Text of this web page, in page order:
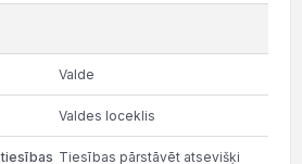
Valde
Valdes loceklis
Tiesības pārstāvēt atsevišķi